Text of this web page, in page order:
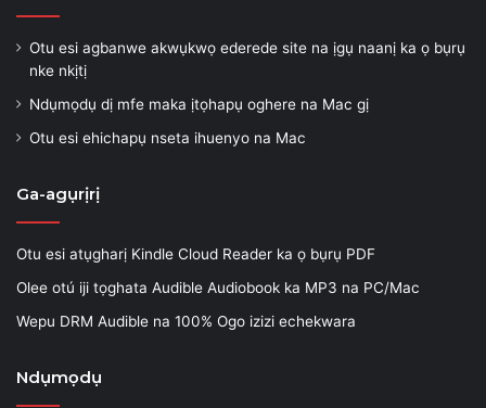
Otu esi agbanwe akwụkwọ ederede site na ịgụ naanị ka ọ bụrụ
nke nkịtị
Ndụmọdụ dị mfe maka ịtọhapụ oghere na Mac gị
Otu esi ehichapụ nseta ihuenyo na Mac
Ga-agụrịrị
Otu esi atụgharị Kindle Cloud Reader ka ọ bụrụ PDF
Olee otú iji tọghata Audible Audiobook ka MP3 na PC/Mac
Wepu DRM Audible na 100% Ogo izizi echekwara
Ndụmọdụ